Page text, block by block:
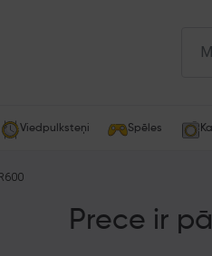
Viedpulksteņi Spēles
Prece ir